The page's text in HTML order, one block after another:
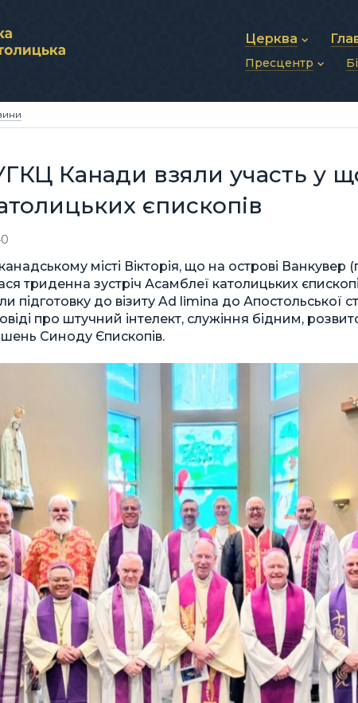
Церква
Про УГКЦ
Структура УГКЦ
Пресцентр
Публікації
Фото та відео
Архів новин
Канади взяли участь у
єпископів
місті Вікторія, що на острові Ванкувер
триденна зустріч Асамблеї католицьких
підготовку до візиту Ad limina до Апостольської
про штучний інтелект, служіння бідним,
Синоду Єпископів.